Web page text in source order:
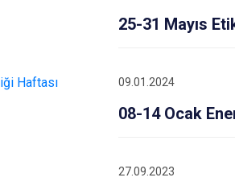
İncirliova
25-31 Mayıs
09.01.2024
08-14 Ocak
27.09.2023